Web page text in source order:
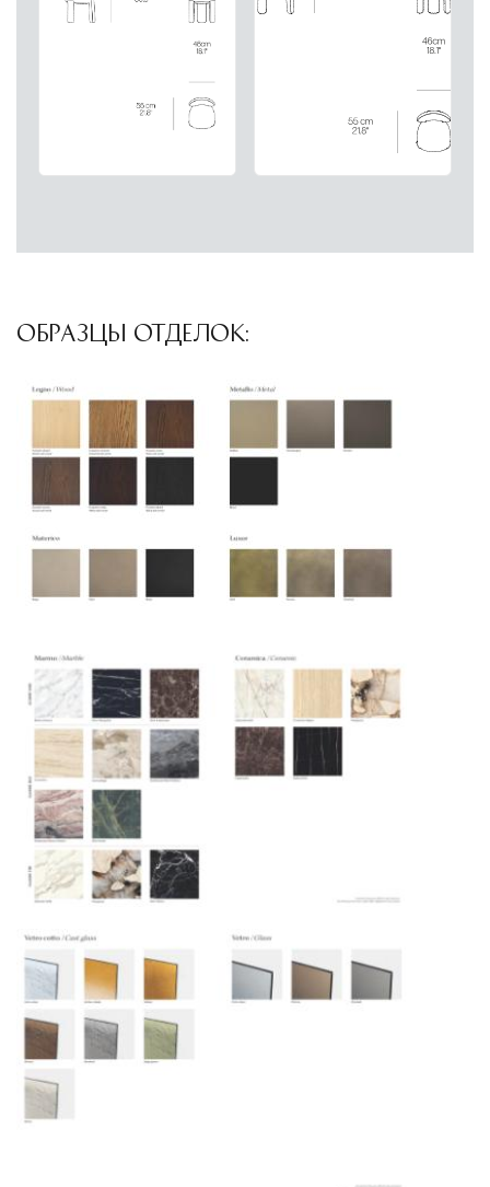
Подъём на этажи
дверных блоков в квартиры и офисы с
использованием лифтов или монтажных
— специалисты
Вывоз упаковочного материала— полная
Гарантийная проверка
доставке
Сроки доставкиСтандартная доставка по
дней. Для Московской области сроки зависят
от удалённости объекта и варьируются от 5 до
10 рабочих дней. Возможна срочная доставка
при наличии свободных логистических
Управление логистикой и контроль
качества
Каждый заказ отслеживается в режиме
реального времени через систему GPS-
мониторинга. Наша команда логистических
специалистов с опытом работы в
международной доставке обеспечивает
полную сохранность груза, соблюдение
температурного режима и защиту от
механических повреждений на всех этапах
маршрута.
Страхование груза
поставки застрахованы в соответствии с
международными стандартами. Клиенты могут
выбрать дополнительное страхование для
ОБРАЗЦЫ ОТДЕЛОК: